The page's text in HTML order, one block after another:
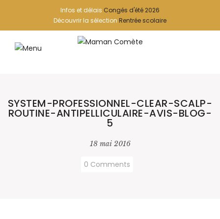
Infos et délais Congés d'été 2026
Découvrir la sélection Rentrée scolaire
SYSTEM-PROFESSIONNEL-CLEAR-SCALP-
ROUTINE-ANTIPELLICULAIRE-AVIS-BLOG-
5
18 mai 2016
0 Comments